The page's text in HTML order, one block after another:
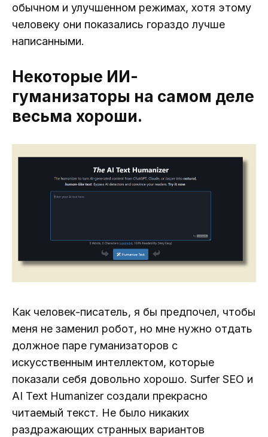
обычном и улучшенном режимах, хотя этому
человеку они показались гораздо лучше
написанными.
Некоторые ИИ-
гуманизаторы на самом деле
весьма хороши.
Как человек-писатель, я бы предпочел, чтобы
меня не заменил робот, но мне нужно отдать
должное паре гуманизаторов с
искусственным интеллектом, которые
показали себя довольно хорошо. Surfer SEO и
AI Text Humanizer создали прекрасно
читаемый текст. Не было никаких
раздражающих странных вариантов